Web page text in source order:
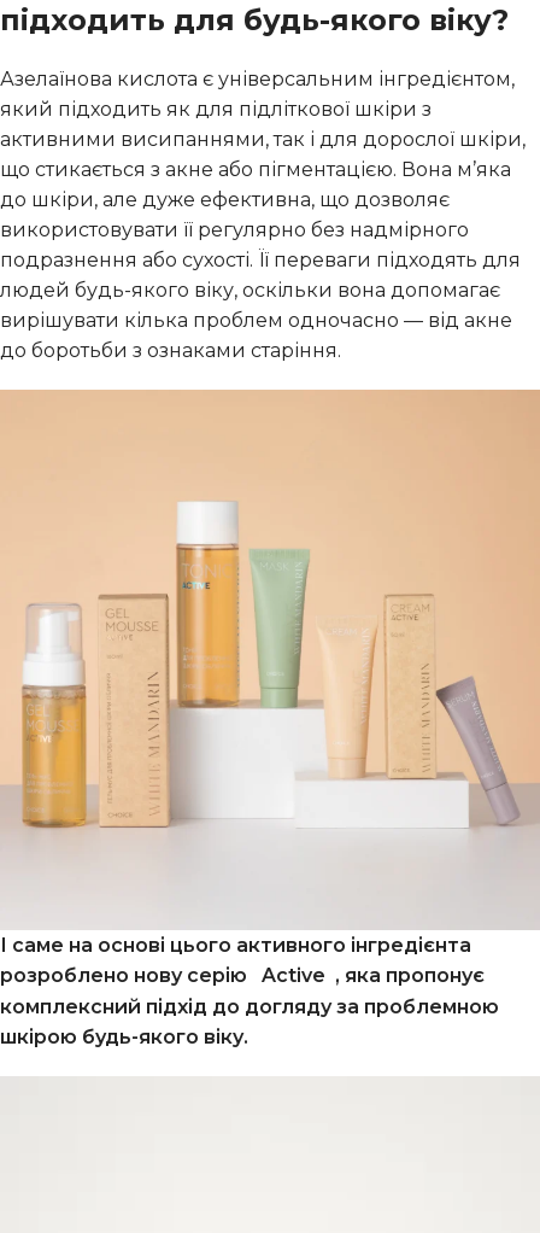
підходить для будь-якого віку?
Азелаїнова кислота є універсальним інгредієнтом,
який підходить як для підліткової шкіри з
активними висипаннями, так і для дорослої шкіри,
що стикається з акне або пігментацією. Вона м’яка
до шкіри, але дуже ефективна, що дозволяє
використовувати її регулярно без надмірного
подразнення або сухості. Її переваги підходять для
людей будь-якого віку, оскільки вона допомагає
вирішувати кілька проблем одночасно — від акне
до боротьби з ознаками старіння.
І саме на основі цього активного інгредієнта
розроблено нову серію
Active , яка пропонує
комплексний підхід до догляду за проблемною
шкірою будь-якого віку.